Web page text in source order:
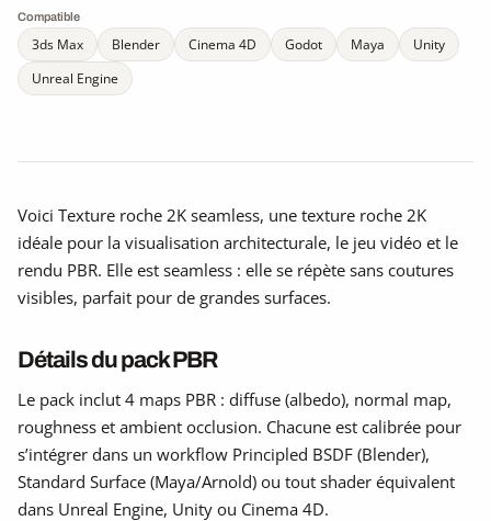
Compatible
3ds Max Blender Cinema 4D Godot Maya
Unity
Unreal Engine
Voici Texture roche 2K seamless, une texture roche 2K
idéale pour la visualisation architecturale, le jeu vidéo et le
rendu PBR. Elle est seamless : elle se répète sans coutures
visibles, parfait pour de grandes surfaces.
Détails du pack PBR
Le pack inclut 4 maps PBR : diffuse (albedo), normal map,
roughness et ambient occlusion. Chacune est calibrée pour
s’intégrer dans un workflow Principled BSDF (Blender),
Standard Surface (Maya/Arnold) ou tout shader équivalent
dans Unreal Engine, Unity ou Cinema 4D.